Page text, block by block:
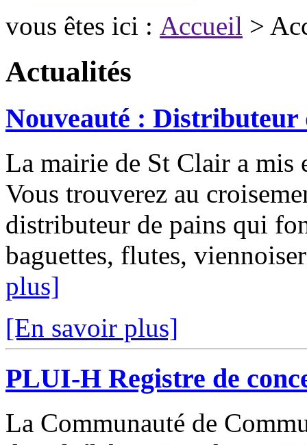
vous êtes ici : Accueil >
Actualités
Nouveauté : Distributeur
La mairie de St Clair a mis
Vous trouverez au
distributeur de pains qui
baguettes, flutes,
plus]
[En savoir plus]
PLUI-H Registre de
La Communauté de